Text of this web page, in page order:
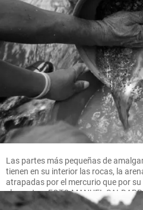
Las partes más pequeñas de
tienen en su interior las rocas, la
atrapadas por el mercurio que por
elementos. FOTO MANUEL